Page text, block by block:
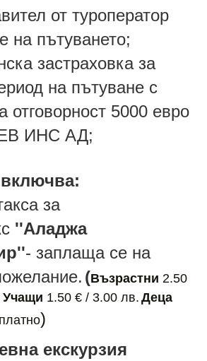
от туроператор
на пътуването;
застраховка за
на пътуване с
отговорност 5000 евро
ИНС АД;
за
''Аладжа
''- заплаща се на
(Възрастни 2.50
Учащи 1.50 € / 3.00 лв. Деца
)
екскурзия